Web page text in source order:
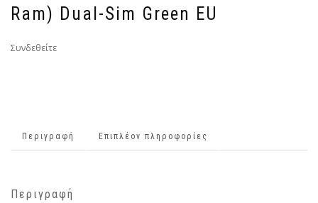
Ram) Dual-Sim Green EU
Συνδεθείτε
Περιγραφή Επιπλέον πληροφορίες
Περιγραφή